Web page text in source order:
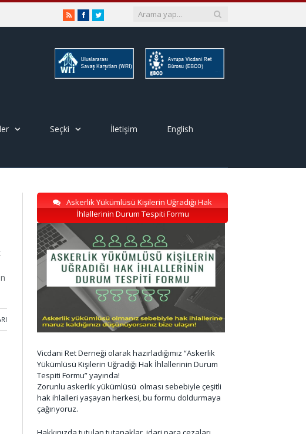
RSSFacebookTwitter
Seçki İletişim English
Askerlik Yükümlüsü Kişilerin Uğradığı Hak
İhlallerinin Durum Tespiti Formu
Vicdani Ret Derneği olarak hazırladığımız “Askerlik
Yükümlüsü Kişilerin Uğradığı Hak İhlallerinin Durum
Tespiti Formu” yayında!
Zorunlu askerlik yükümlüsü olması sebebiyle çeşitli
hak ihlalleri yaşayan herkesi, bu formu doldurmaya
çağırıyoruz.